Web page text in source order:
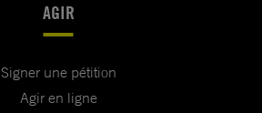
AGIR
Signer une pétition
Agir en ligne